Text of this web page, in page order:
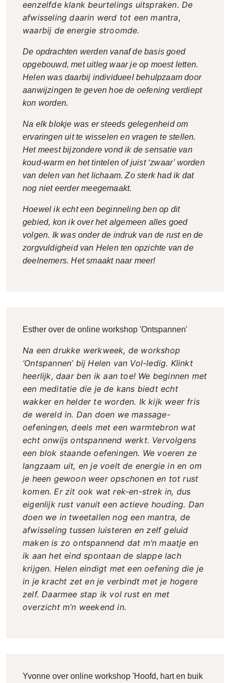
eenzelfde klank beurtelings uitspraken. De
afwisseling daarin werd tot een mantra,
waarbij de energie stroomde.
De opdrachten werden vanaf de basis goed
opgebouwd, met uitleg waar je op moest letten.
Helen was daarbij individueel behulpzaam door
aanwijzingen te geven hoe de oefening verdiept
kon worden.
Na elk blokje was er steeds gelegenheid om
ervaringen uit te wisselen en vragen te stellen.
Het meest bijzondere vond ik de sensatie van
koud-warm en het tintelen of juist ‘zwaar’ worden
van delen van het lichaam. Zo sterk had ik dat
nog niet eerder meegemaakt.
Hoewel ik echt een beginneling ben op dit
gebied, kon ik over het algemeen alles goed
volgen. Ik was onder de indruk van de rust en de
zorgvuldigheid van Helen ten opzichte van de
deelnemers. Het smaakt naar meer!
Esther over de online workshop 'Ontspannen'
Na een drukke werkweek, de workshop
‘Ontspannen’ bij Helen van Vol-ledig. Klinkt
heerlijk, daar ben ik aan toe! We beginnen met
een meditatie die je de kans biedt echt
wakker en helder te worden. Ik kijk weer fris
de wereld in. Dan doen we massage-
oefeningen, deels met een warmtebron wat
echt onwijs ontspannend werkt. Vervolgens
een blok staande oefeningen. We voeren ze
langzaam uit, en je voelt de energie in en om
je heen gewoon weer opschonen en tot rust
komen. Er zit ook wat rek-en-strek in, dus
eigenlijk rust vanuit een actieve houding. Dan
doen we in tweetallen nog een mantra, de
afwisseling tussen luisteren en zelf geluid
maken is zo ontspannend dat m’n maatje en
ik aan het eind spontaan de slappe lach
krijgen. Helen eindigt met een oefening die je
in je kracht zet en je verbindt met je hogere
zelf. Daarmee stap ik vol rust en met
overzicht m’n weekend in.
Yvonne over online workshop 'Hoofd, hart en buik